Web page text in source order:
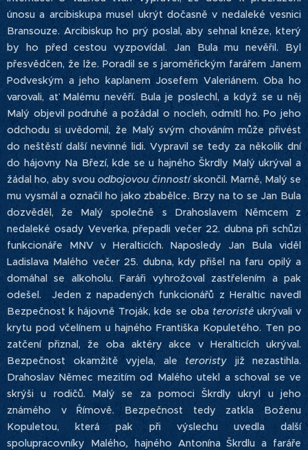
únosu a arcibiskupa musel ukrýt dočasně v nedaleké vesnici
Bransouze. Arcibiskup ho prý poslal, aby sehnal kněze, který
by ho před cestou vyzpovídal. Jan Bula mu nevěřil. Byl
přesvědčen, že lže. Poradil se s jaroměřickým farářem Janem
Podveským a jeho kaplanem Josefem Valeriánem. Oba ho
varovali, ať Malému nevěří. Bula je poslechl, a když se u něj
Malý objevil podruhé a požádal o nocleh, odmítl ho. Po jeho
odchodu si uvědomil, že Malý svým chováním může přivést
do neštěstí další nevinné lidi. Vypravil se tedy za několik dní
do hájovny Na Březí, kde se u hajného Škrdly Malý ukrýval a
žádal ho, aby svou odbojovou činnostískončil. Marně, Malý se
mu vysmál a označil ho jako zbabělce. Brzy na to se Jan Bula
dozvěděl, že Malý společně s Drahoslavem Němcem z
nedaleké osady Veverka, přepadli večer 22. dubna při schůzi
funkcionáře MNV v Heralticích. Naposledy Jan Bula viděl
Ladislava Malého večer 25. dubna, kdy přišel na faru opilý a
domáhal se alkoholu. Faráři vyhrožoval zastřelením a pak
odešel. Jeden z napadených funkcionářů z Heraltic navedl
Bezpečnost k hájovně Troják, kde se oba teroristé ukrývali v
krytu pod včelínem u hajného Františka Kopuletého. Ten po
zatčení přiznal, že oba aktéry akce v Heralticích ukrýval.
Bezpečnost okamžitě vyjela, ale teroristy již nezastihla.
Drahoslav Němec mezitím od Malého utekl a schoval se ve
skrýši u rodičů. Malý se za pomoci Škrdly ukryl u jeho
známého v Římově. Bezpečnost tedy zatkla Boženu
Kopuletou, která pak při výslechu uvedla další
spolupracovníky Malého, hajného Antonína Škrdlu a faráře